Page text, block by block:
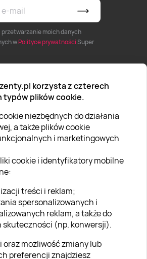
korzysta z czterech
typów plików cookie.
niezbędnych do działania
a także plików cookie
i marketingowych
cookie i identyfikatory mobilne
treści i reklam;
spersonalizowanych i
reklam, a także do
skuteczności (np. konwersji).
możliwość zmiany lub
preferencji znajdziesz
przetwarzanie moich danych
wPolityce prywatnościSuper